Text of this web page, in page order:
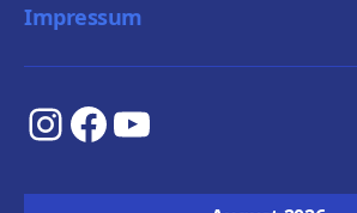
Impressum
Instagram
Facebook
YouTube